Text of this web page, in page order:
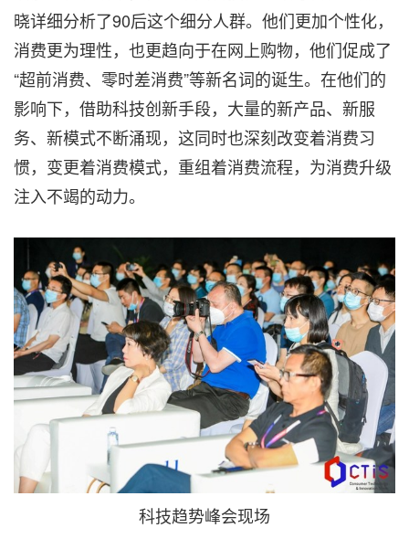
晓详细分析了90后这个细分人群。他们更加个性化，
消费更为理性，也更趋向于在网上购物，他们促成了
“超前消费、零时差消费”等新名词的诞生。在他们的
影响下，借助科技创新手段，大量的新产品、新服
务、新模式不断涌现，这同时也深刻改变着消费习
惯，变更着消费模式，重组着消费流程，为消费升级
注入不竭的动力。
科技趋势峰会现场